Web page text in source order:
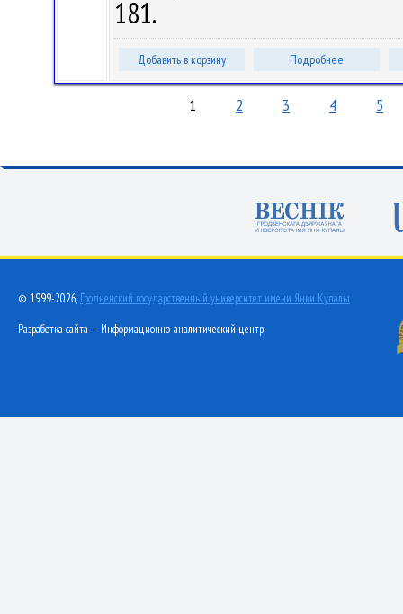
181.
Добавить в корзину Подробнее
1 2 3 4 5
© 1999-2026, Гродненский государственный университет имени Янки Купалы
Разработка сайта — Информационно-аналитический центр